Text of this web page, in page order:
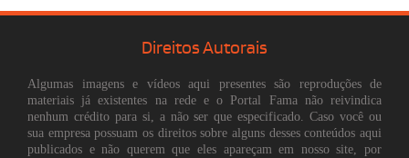
Direitos Autorais
Algumas imagens e vídeos aqui presentes são reproduções de
materiais já existentes na rede e o Portal Fama não reivindica
nenhum crédito para si, a não ser que especificado. Caso você ou
sua empresa possuam os direitos sobre alguns desses conteúdos aqui
publicados e não querem que eles apareçam em nosso site, por